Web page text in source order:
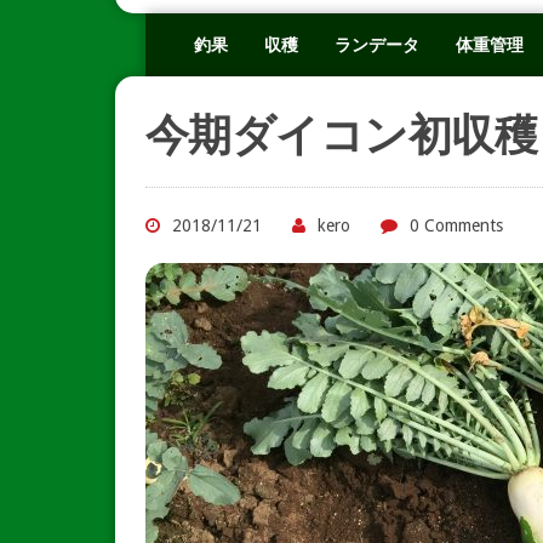
釣果 収穫 ランデータ 体重管理
今期ダイコン初収穫
2018/11/21 kero 0 Comments